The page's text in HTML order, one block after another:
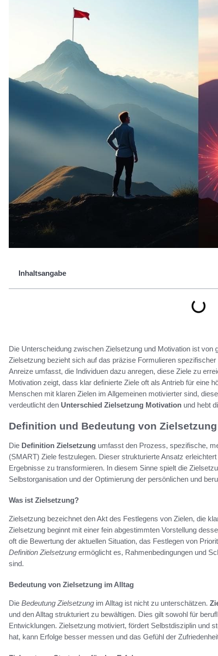
Inhaltsangabe
Die Unterscheidung zwischen Zielsetzung und Motivation ist von
Zielsetzung bezieht sich auf das präzise Formulieren
Anreize umfasst, die Individuen dazu anregen, diese Ziele zu
Motivation zeigt, dass klar definierte Ziele oft als Antrieb für eine
Menschen mit klaren Zielen im Allgemeinen motivierter sind,
verdeutlicht den Unterschied Zielsetzung Motivation und hebt
Definition und Bedeutung von Zielsetzung
Die Definition Zielsetzung umfasst den Prozess, spezifische,
(SMART) Ziele festzulegen. Dieser strukturierte Ansatz
Ergebnisse zu transformieren. In diesem Sinne spielt die
Selbstorganisation und der Optimierung der persönlichen und
Was ist Zielsetzung?
Zielsetzung bezeichnet den Akt des Festlegens von Zielen, die
Zielsetzung beginnt mit einer fein abgestimmten Vorstellung
oft die Bewertung der aktuellen Situation, das Festlegen von
Definition Zielsetzung ermöglicht es, Rahmenbedingungen und
sind.
Bedeutung von Zielsetzung im Alltag
Die Bedeutung Zielsetzung im Alltag ist nicht zu unterschätzen.
und den Alltag strukturiert zu bewältigen. Dies gilt sowohl für
Entwicklungen. Zielsetzung motiviert, fördert Selbstdisziplin und
hat, kann Erfolge besser messen und das Gefühl der